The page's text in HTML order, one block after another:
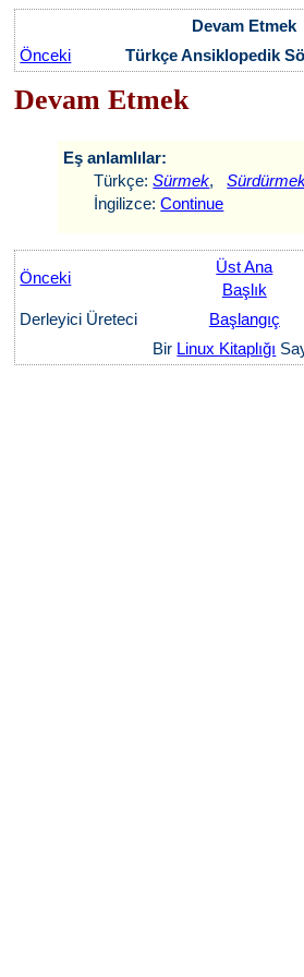
Devam Etmek
Önceki
Türkçe Ansiklopedik
Devam Etmek
Eş anlamlılar:
Türkçe:Sürmek,
İngilizce:Continue
Önceki
Üst Ana
Başlık
Derleyici Üreteci Başlangıç
Bir Linux Kitaplığı